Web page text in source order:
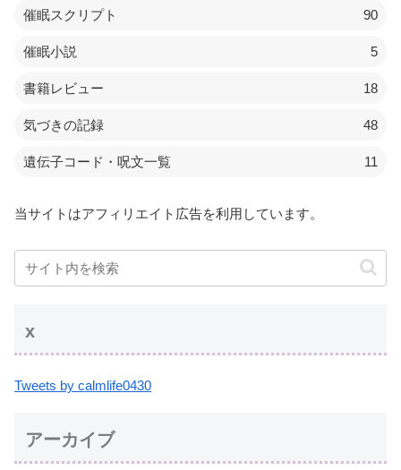
催眠スクリプト 90
催眠小説 5
書籍レビュー 18
気づきの記録 48
遺伝子コード・呪文一覧 11
当サイトはアフィリエイト広告を利用しています。
x
Tweets by calmlife0430
アーカイブ